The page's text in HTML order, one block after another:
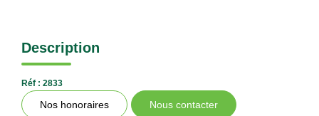
Description
Réf : 2833
Nos honoraires Nous contacter